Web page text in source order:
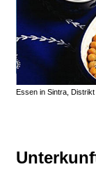
Essen in Sintra,